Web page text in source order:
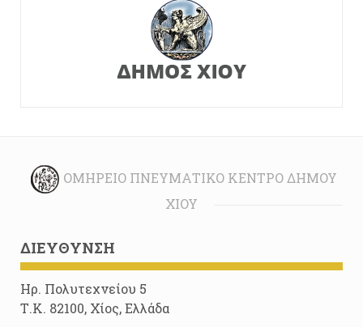
ΟΜΉΡΕΙΟ ΠΝΕΥΜΑΤΙΚΌ ΚΈΝΤΡΟ ΔΉΜΟΥ
ΧΊΟΥ
ΔΙΕΎΘΥΝΣΗ
Ηρ. Πολυτεχνείου 5
Τ.Κ. 82100, Χίος, Ελλάδα